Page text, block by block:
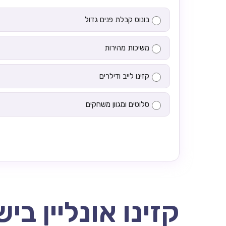
בונוס קבלת פנים גדול
משיכות מהירות
קזינו לייב ודילרים
סלוטים ומגוון משחקים
קזינו אונליין